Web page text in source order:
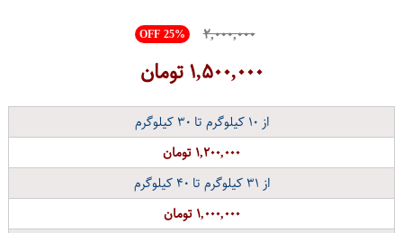
OFF 25% ۲,۰۰۰,۰۰۰
۱,۵۰۰,۰۰۰تومان
از ۱۰ کیلوگرم تا ۳۰ کیلوگرم
۱,۲۰۰,۰۰۰ تومان
از ۳۱ کیلوگرم تا ۴۰ کیلوگرم
۱,۰۰۰,۰۰۰ تومان